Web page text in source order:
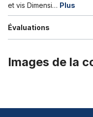
et vis Dimensi… Plus
Évaluations
Images de la